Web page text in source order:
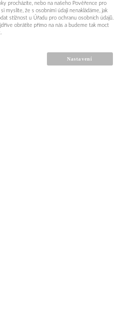
procházíte, nebo na našeho Pověřence pro
myslíte, že s osobními údaji nenakládáme, jak
stížnost u Úřadu pro ochranu osobních údajů.
obrátíte přímo na nás a budeme tak moct
Nastavení